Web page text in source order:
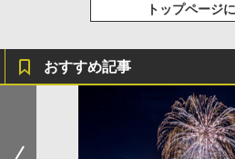
トップページ
おすすめ記事